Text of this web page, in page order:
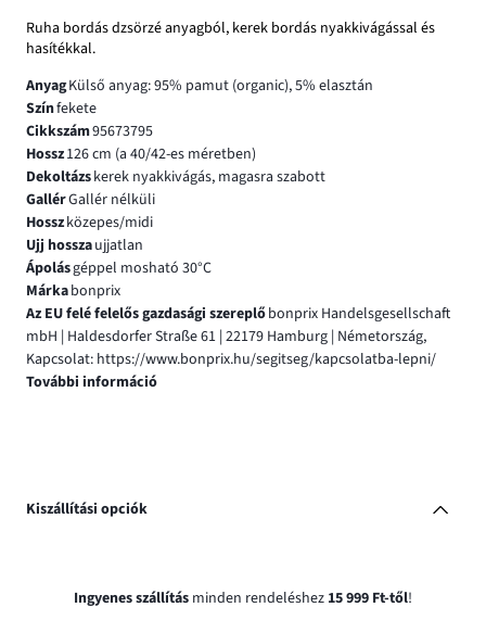
Ruha bordás dzsörzé anyagból, kerek bordás nyakkivágással és
hasítékkal.
AnyagKülső anyag: 95% pamut (organic), 5% elasztán
Színfekete
Cikkszám95673795
Hossz126 cm (a 40/42-es méretben)
Dekoltázskerek nyakkivágás, magasra szabott
GallérGallér nélküli
Hosszközepes/midi
Ujj hosszaujjatlan
Ápolásgéppel mosható 30°C
Márkabonprix
Az EU felé felelős gazdasági szereplőbonprix Handelsgesellschaft
mbH | Haldesdorfer Straße 61 | 22179 Hamburg | Németország,
Kapcsolat: https://www.bonprix.hu/segitseg/kapcsolatba-lepni/
További információ
Kiszállítási opciók
Ingyenes szállítás minden rendeléshez 15 999 Ft-től!